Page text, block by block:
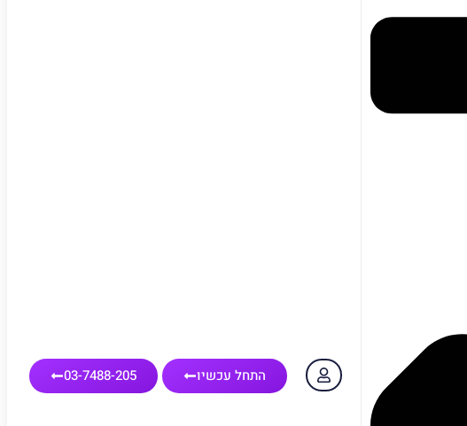
התחל עכשיו 03-7488-205